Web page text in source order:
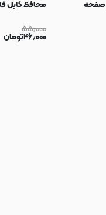
صفحه
محافظ کابل فنری
۵۵٫۰۰۰
۴۶٫۰۰۰تومان